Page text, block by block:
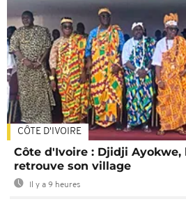
CÔTE D'IVOIRE
Côte d'Ivoire : Djidji
retrouve son village
Il y a 9 heures